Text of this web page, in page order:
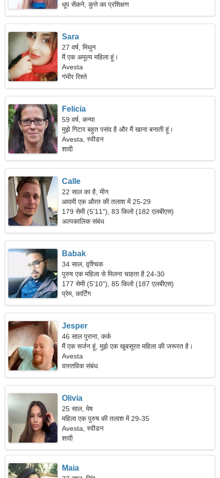
धूप सेंकने, कुत्ते का प्रशिक्षण
Sara
27 वर्ष, मिथुन
मैं एक अमूल्य महिला हूं।
Avesta
गंभीर रिश्ते
Felicia
59 वर्ष, कन्या
मुझे गिटार बहुत पसंद है और मैं खाना बनाती हूं।
Avesta, स्वीडन
शादी
Calle
22 साल का है, मीन
आदमी एक औरत की तलाश में 25-29
179 सेमी (5'11"), 83 किलो (182 एलबीएस)
अल्पकालिक संबंध
Babak
34 साल, वृश्चिक
पुरुष एक महिला से मिलना चाहता है 24-30
177 सेमी (5'10"), 85 किलो (187 एलबीएस)
प्रेम, कार्टिंग
Jesper
46 साल पुराना, कर्क
मैं एक सर्जन हूं, मुझे एक खूबसूरत महिला की जरूरत है।
Avesta
वास्तविक संबंध
Olivia
25 साल, मेष
महिला एक पुरुष की तलाश में 29-35
Avesta, स्वीडन
शादी
Maia